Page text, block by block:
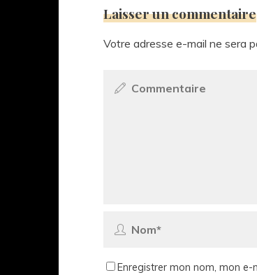
Laisser un commentaire
Votre adresse e-mail ne sera
Enregistrer mon nom, mon